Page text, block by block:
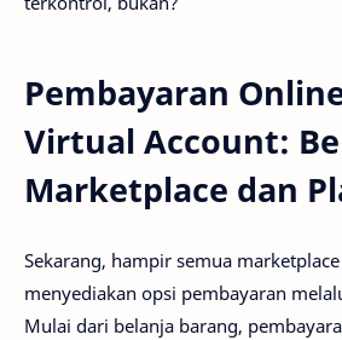
Pembayaran
Virtual Account:
Marketplace dan
Sekarang, hampir semua
menyediakan opsi pembayaran
Mulai dari belanja barang,